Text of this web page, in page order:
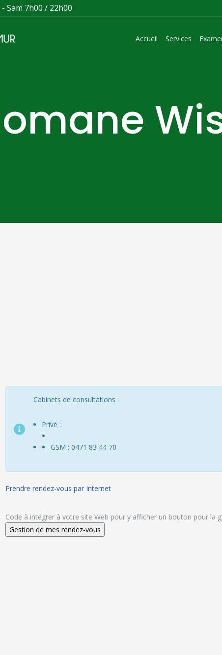
Sam 7h00 / 22h00
Accueil Services
Cabinets de consultations :
Privé :
GSM : 0471 83 44 70
Prendre rendez-vous par Internet
Code à intégrer à votre site Web pour y afficher un bouton pour la